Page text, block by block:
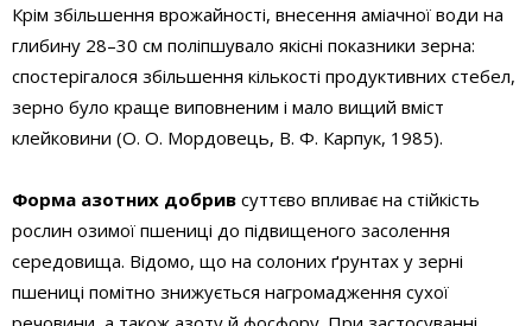
Крім збільшення врожайності, внесення аміачної води на
глибину 28–30 см поліпшувало якісні показники зерна:
спостерігалося збільшення кількості продуктивних стебел,
зерно було краще виповненим і мало вищий вміст
клейковини (О. О. Мордовець, В. Ф. Карпук, 1985).
Форма азотних добрив суттєво впливає на стійкість
рослин озимої пшениці до підвищеного засолення
середовища. Відомо, що на солоних ґрунтах у зерні
пшениці помітно знижується нагромадження сухої